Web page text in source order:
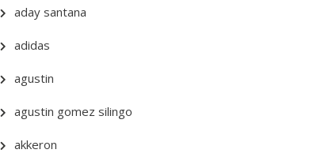
aday santana
adidas
agustin
agustin gomez silingo
akkeron